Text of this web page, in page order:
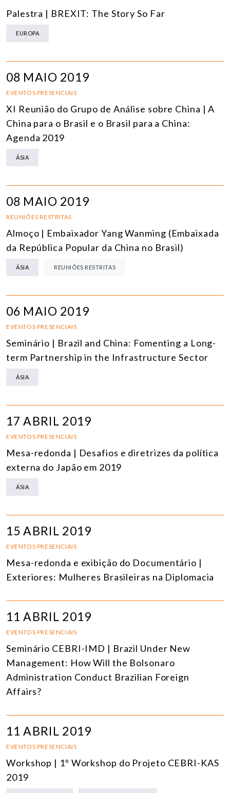
Palestra | BREXIT: The Story So Far
EUROPA
08 MAIO 2019
EVENTOS PRESENCIAIS
XI Reunião do Grupo de Análise sobre China | A
China para o Brasil e o Brasil para a China:
Agenda 2019
ÁSIA
08 MAIO 2019
REUNIÕES RESTRITAS
Almoço | Embaixador Yang Wanming (Embaixada
da República Popular da China no Brasil)
ÁSIA REUNIÕES RESTRITAS
06 MAIO 2019
EVENTOS PRESENCIAIS
Seminário | Brazil and China: Fomenting a Long-
term Partnership in the Infrastructure Sector
ÁSIA
17 ABRIL 2019
EVENTOS PRESENCIAIS
Mesa-redonda | Desafios e diretrizes da política
externa do Japão em 2019
ÁSIA
15 ABRIL 2019
EVENTOS PRESENCIAIS
Mesa-redonda e exibição do Documentário |
Exteriores: Mulheres Brasileiras na Diplomacia
11 ABRIL 2019
EVENTOS PRESENCIAIS
Seminário CEBRI-IMD | Brazil Under New
Management: How Will the Bolsonaro
Administration Conduct Brazilian Foreign
Affairs?
11 ABRIL 2019
EVENTOS PRESENCIAIS
Workshop | 1º Workshop do Projeto CEBRI-KAS
2019